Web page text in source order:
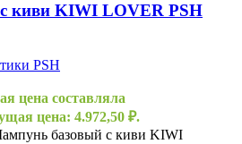
киви KIWI LOVER PSH
PSH
цена составляла
цена: 4.972,50 ₽.
базовый с киви KIWI